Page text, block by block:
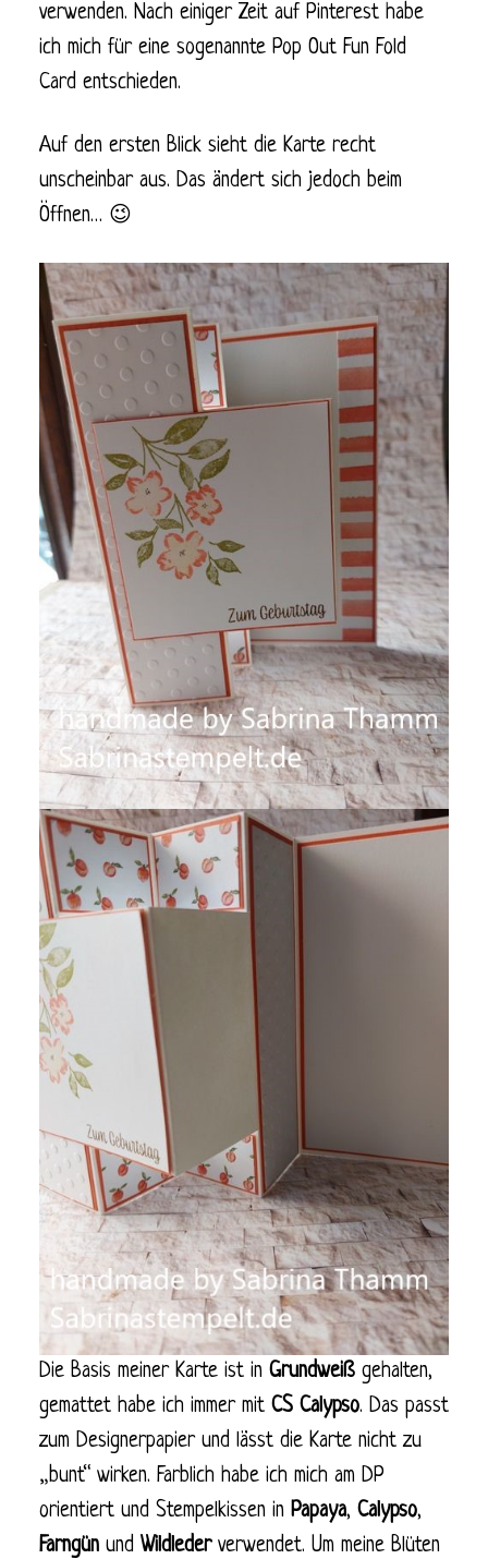
verwenden. Nach einiger Zeit auf Pinterest habe
ich mich für eine sogenannte Pop Out Fun Fold
Card entschieden.
Auf den ersten Blick sieht die Karte recht
unscheinbar aus. Das ändert sich jedoch beim
Öffnen… 😉
Die Basis meiner Karte ist in Grundweiß gehalten,
gemattet habe ich immer mit CS Calypso. Das passt
zum Designerpapier und lässt die Karte nicht zu
„bunt“ wirken. Farblich habe ich mich am DP
orientiert und Stempelkissen in Papaya, Calypso,
Farngün und Wildleder verwendet. Um meine Blüten